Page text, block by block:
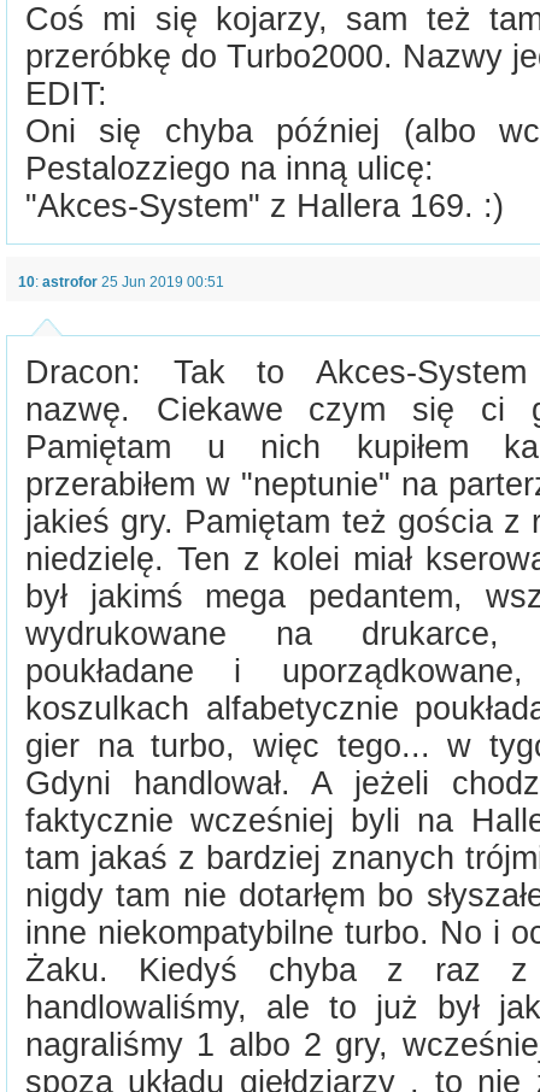
Coś mi się kojarzy, sam też
przeróbkę do Turbo2000. Nazwy
EDIT:
Oni się chyba później (albo
Pestalozziego na inną ulicę:
"Akces-System" z Hallera 169. :)
10: astrofor 25 Jun 2019 00:51
Dracon: Tak to Akces-System
nazwę. Ciekawe czym się ci
Pamiętam u nich kupiłem
przerabiłem w "neptunie" na
jakieś gry. Pamiętam też gościa z
niedzielę. Ten z kolei miał
był jakimś mega pedantem,
wydrukowane na drukarce,
poukładane i
koszulkach alfabetycznie
gier na turbo, więc tego... w
Gdyni handlował. A jeżeli
faktycznie wcześniej byli na
tam jakaś z bardziej znanych
nigdy tam nie dotarłęm bo
inne niekompatybilne turbo. No i
Żaku. Kiedyś chyba z raz z
handlowaliśmy, ale to już był
nagraliśmy 1 albo 2 gry,
spoza układu giełdziarzy , to nie